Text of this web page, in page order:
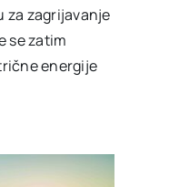
za zagrijavanje
se zatim
energije